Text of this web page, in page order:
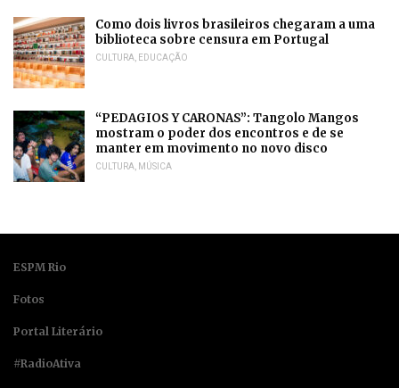
Como dois livros brasileiros chegaram a uma
biblioteca sobre censura em Portugal
CULTURA, EDUCAÇÃO
“PEDAGIOS Y CARONAS”: Tangolo Mangos
mostram o poder dos encontros e de se
manter em movimento no novo disco
CULTURA, MÚSICA
ESPM Rio
Fotos
Portal Literário
#RadioAtiva